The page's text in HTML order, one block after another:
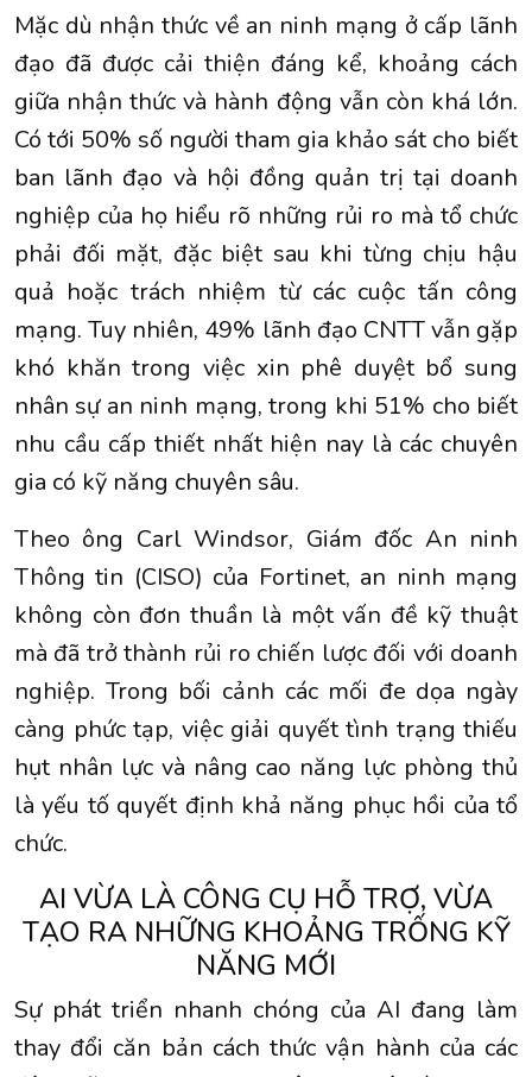
Mặc dù nhận thức về an ninh mạng ở cấp lãnh
đạo đã được cải thiện đáng kể, khoảng cách
giữa nhận thức và hành động vẫn còn khá lớn.
Có tới 50% số người tham gia khảo sát cho biết
ban lãnh đạo và hội đồng quản trị tại doanh
nghiệp của họ hiểu rõ những rủi ro mà tổ chức
phải đối mặt, đặc biệt sau khi từng chịu hậu
quả hoặc trách nhiệm từ các cuộc tấn công
mạng. Tuy nhiên, 49% lãnh đạo CNTT vẫn gặp
khó khăn trong việc xin phê duyệt bổ sung
nhân sự an ninh mạng, trong khi 51% cho biết
nhu cầu cấp thiết nhất hiện nay là các chuyên
gia có kỹ năng chuyên sâu.
Theo ông Carl Windsor, Giám đốc An ninh
Thông tin (CISO) của Fortinet, an ninh mạng
không còn đơn thuần là một vấn đề kỹ thuật
mà đã trở thành rủi ro chiến lược đối với doanh
nghiệp. Trong bối cảnh các mối đe dọa ngày
càng phức tạp, việc giải quyết tình trạng thiếu
hụt nhân lực và nâng cao năng lực phòng thủ
là yếu tố quyết định khả năng phục hồi của tổ
chức.
AI VỪA LÀ CÔNG CỤ HỖ TRỢ, VỪA
TẠO RA NHỮNG KHOẢNG TRỐNG KỸ
NĂNG MỚI
Sự phát triển nhanh chóng của AI đang làm
thay đổi căn bản cách thức vận hành của các